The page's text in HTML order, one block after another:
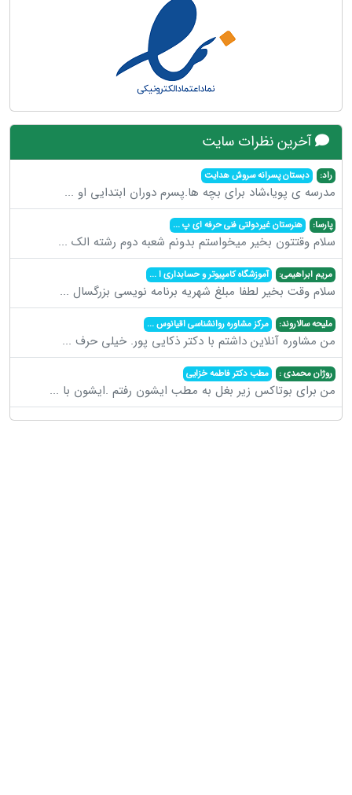
آخرین نظرات سایت
راد: دبستان پسرانه سروش هدایت
مدرسه ی پویا،شاد برای بچه ها.پسرم دوران ابتدایی او ...
پارسا: هنرستان غیردولتی فنی حرفه ای پ...
سلام وقتتون بخیر میخواستم بدونم شعبه دوم رشته الک ...
مریم ابراهیمی: آموزشگاه کامپیوتر و حسابداری ا...
سلام وقت بخیر لطفا مبلغ شهریه برنامه نویسی بزرگسال ...
ملیحه سالاروند: مرکز مشاوره روانشناسی اقیانوس...
من مشاوره آنلاین داشتم با دکتر ذکایی پور. خیلی حرف ...
روژان محمدی : مطب دکتر فاطمه خزایی
من برای بوتاکس زیر بغل به مطب ایشون رفتم .ایشون با ...